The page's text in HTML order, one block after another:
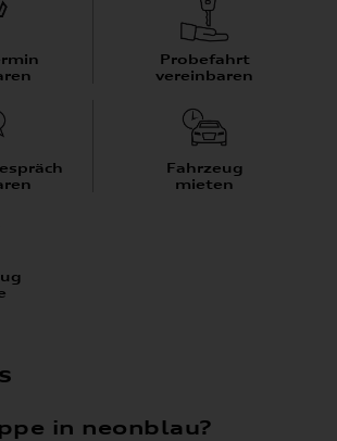
Probefahrt
vereinbaren
Fahrzeug
mieten
in neonblau?